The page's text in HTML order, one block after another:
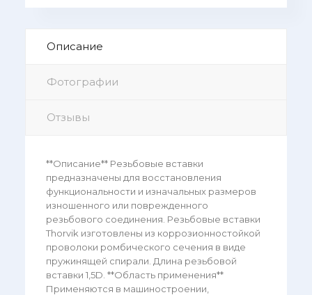
Описание
Фотографии
Отзывы
**Описание** Резьбовые вставки
предназначены для восстановления
функциональности и изначальных размеров
изношенного или поврежденного
резьбового соединения. Резьбовые вставки
Thorvik изготовлены из коррозионностойкой
проволоки ромбического сечения в виде
пружинящей спирали. Длина резьбовой
вставки 1,5D. **Область применения**
Применяются в машиностроении,